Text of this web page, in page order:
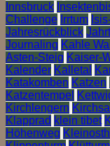
Innsbruck
Challenge Irrtum
Jahresrückblick
Journaling Kahle
Asten-Steig Kaiser-
Kalender Kalletal
Katakomben Katzen
Katzentempel
Kirchlengern
Klapprad klein tibet
Höhenweg